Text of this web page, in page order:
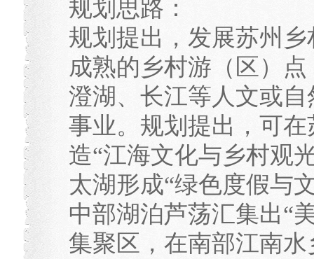
规划思路：
规划提出，发展苏州
成熟的乡村游（区）
澄湖、长江等人文或
事业。规划提出，可
造“江海文化与乡村观
太湖形成“绿色度假与
中部湖泊芦荡汇集出“
集聚区，在南部江南